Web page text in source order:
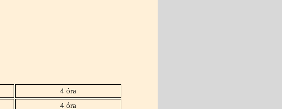
4 óra
4 óra